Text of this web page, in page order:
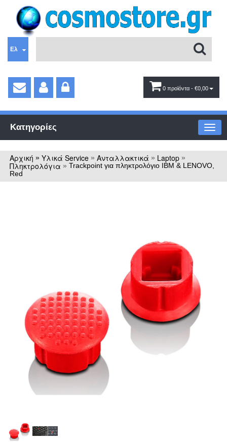
Ελ
0 προϊόντα - €0,00
Κατηγορίες
Αρχική » Υλικά Service » Ανταλλακτικά » Laptop »
Πληκτρολόγια » Trackpoint για πληκτρολόγιο IBM & LENOVO,
Red